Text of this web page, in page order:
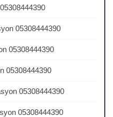
05308444390
05308444390
05308444390
05308444390
05308444390